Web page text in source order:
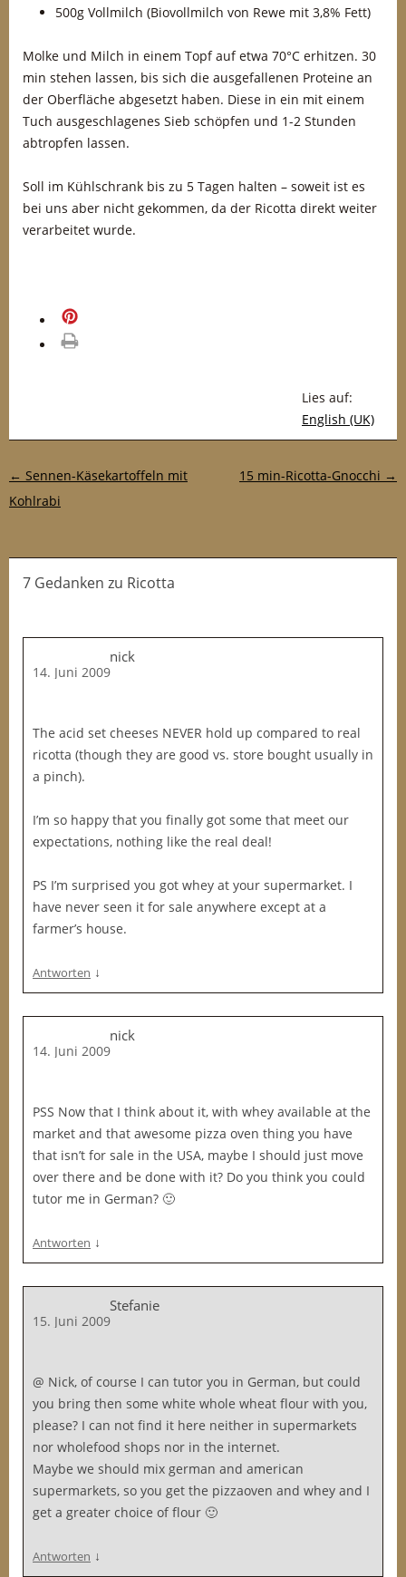
500g Vollmilch (Biovollmilch von Rewe mit 3,8% Fett)
Molke und Milch in einem Topf auf etwa 70°C erhitzen. 30
min stehen lassen, bis sich die ausgefallenen Proteine an
der Oberfläche abgesetzt haben. Diese in ein mit einem
Tuch ausgeschlagenes Sieb schöpfen und 1-2 Stunden
abtropfen lassen.
Soll im Kühlschrank bis zu 5 Tagen halten – soweit ist es
bei uns aber nicht gekommen, da der Ricotta direkt weiter
verarbeitet wurde.
5
0
l
i
c
h
i
o
l
m
l
c
v
o
n
e
w
e
i
8
%
F
e
t
M
M
Lies auf:
English (UK)
Post-Navigation
← Sennen-Käsekartoffeln mit
Kohlrabi
15 min-Ricotta-Gnocchi →
7 Gedanken zu Ricotta
nick
14. Juni 2009
The acid set cheeses NEVER hold up compared to real
ricotta (though they are good vs. store bought usually in
a pinch).
I’m so happy that you finally got some that meet our
expectations, nothing like the real deal!
PS I’m surprised you got whey at your supermarket. I
have never seen it for sale anywhere except at a
farmer’s house.
Antworten ↓
nick
14. Juni 2009
PSS Now that I think about it, with whey available at the
market and that awesome pizza oven thing you have
that isn’t for sale in the USA, maybe I should just move
over there and be done with it? Do you think you could
tutor me in German? 🙂
Antworten ↓
Stefanie
15. Juni 2009
@ Nick, of course I can tutor you in German, but could
you bring then some white whole wheat flour with you,
please? I can not find it here neither in supermarkets
nor wholefood shops nor in the internet.
Maybe we should mix german and american
supermarkets, so you get the pizzaoven and whey and I
get a greater choice of flour 🙂
Antworten ↓